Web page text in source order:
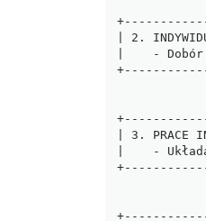
| 2.
|    -
| 3. PRACE
|    -